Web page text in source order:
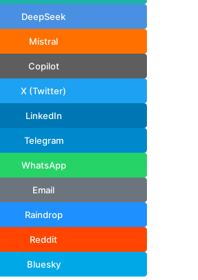
DeepSeek
Mistral
Copilot
X (Twitter)
LinkedIn
Telegram
WhatsApp
Email
Raindrop
Reddit
Bluesky